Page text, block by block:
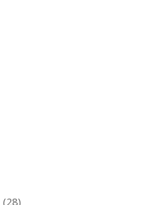
(28)